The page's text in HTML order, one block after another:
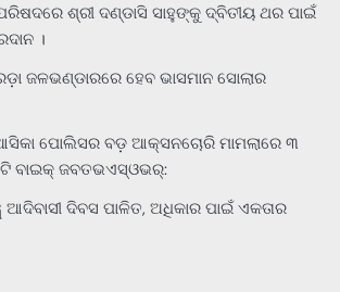
ଶ୍ରୀ ଦଣ୍ଡାସି ସାହୁଙ୍କୁ ଦ୍ବିତୀୟ ଥର ପାଇଁ
।
ଜଳଭଣ୍ଡାରରେ ହେବ ଭାସମାନ ସୋଲାର
ପୋଲିସର ବଡ଼ ଆକ୍ସନଚୋରି ମାମଲାରେ ୩
ବାଇକ୍ ଜବତଭଏସ୍‌ଓଭର୍:
ଦିବସ ପାଳିତ, ଅଧିକାର ପାଇଁ ଏକତାର